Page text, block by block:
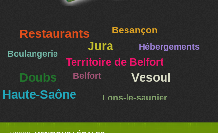
Restaurants Besançon
Jura Hébergements
Boulangerie
Territoire de Belfort
Doubs Belfort
Vesoul
Haute-Saône
Lons-le-saunier